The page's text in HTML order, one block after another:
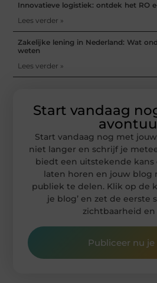
Innovatieve logistiek: ontdek het RO
Lees verder »
Zakelijke lening in Nederland: Wat
weten
Lees verder »
Start vandaag
Start vandaag nog met
niet langer en schrijf je
biedt een uitstekende
laten horen en jouw blog
publiek te delen. Klik op de
je blog’ en zet de eerste
zichtbaarheid en
Publiceer nu